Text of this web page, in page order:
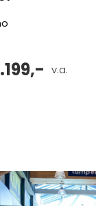
v.a.